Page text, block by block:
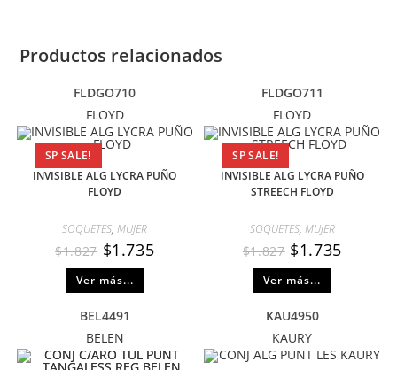
Productos relacionados
FLDGO710
FLOYD
SP SALE!
INVISIBLE ALG LYCRA PUÑO
FLOYD
SOQUETES,MUJER
$1.827 $1.735
Ver más...
FLDGO711
FLOYD
SP SALE!
INVISIBLE ALG LYCRA PUÑO
STREECH FLOYD
SOQUETES, MUJER
$1.827 $1.735
Ver más...
BEL4491
BELEN
KAU4950
KAURY